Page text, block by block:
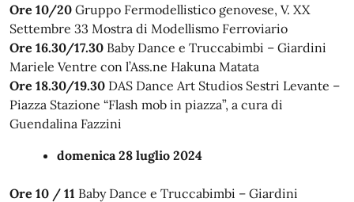
Ore 10/20 Gruppo Fermodellistico genovese, V. XX
Settembre 33 Mostra di Modellismo Ferroviario
Ore 16.30/17.30 Baby Dance e Truccabimbi – Giardini
Mariele Ventre con l’Ass.ne Hakuna Matata
Ore 18.30/19.30 DAS Dance Art Studios Sestri Levante –
Piazza Stazione “Flash mob in piazza”, a cura di
Guendalina Fazzini
domenica 28 luglio 2024
Ore 10 / 11 Baby Dance e Truccabimbi – Giardini